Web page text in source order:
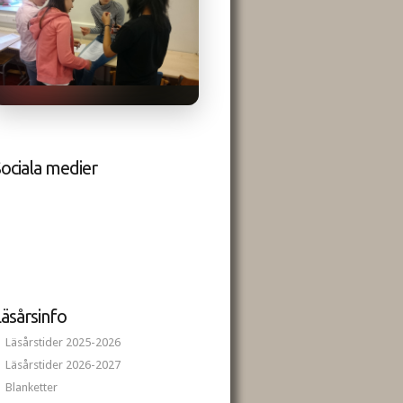
medier
Läsårstider 2025-2026
Läsårstider 2026-2027
Blanketter